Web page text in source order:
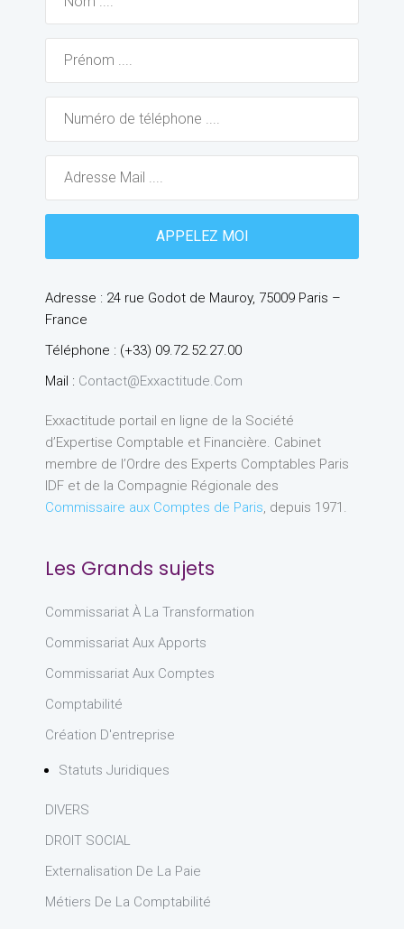
Adresse : 24 rue Godot de Mauroy, 75009 Paris –
France
Téléphone : (+33) 09.72.52.27.00
Mail : Contact@exxactitude.com
Exxactitude portail en ligne de la Société
d’Expertise Comptable et Financière. Cabinet
membre de l’Ordre des Experts Comptables Paris
IDF et de la Compagnie Régionale des
Commissaire aux Comptes de Paris, depuis 1971.
Les Grands sujets
Commissariat À La Transformation
Commissariat Aux Apports
Commissariat Aux Comptes
Comptabilité
Création D'entreprise
Statuts Juridiques
DIVERS
DROIT SOCIAL
Externalisation De La Paie
Métiers De La Comptabilité